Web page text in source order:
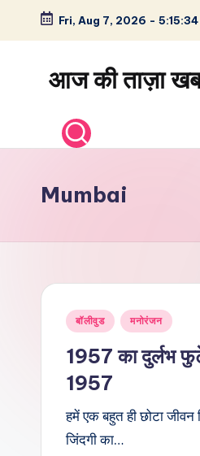
Skip
content
Fri, Aug 7, 2026 - 5:15:34
आज की ताज़ा
–
और
विश्व
Mumbai
Posted
बॉलीवुड मनोरंजन
1957 का दुर्लभ
1957
हमें एक बहुत ही छोटा जीवन
जिंदगी का…